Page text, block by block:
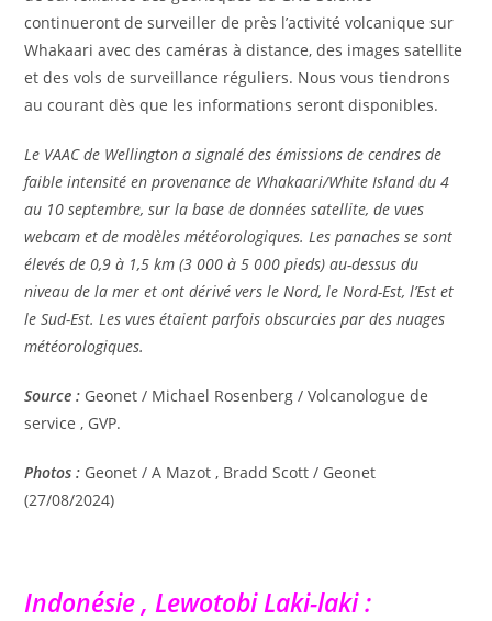
continueront de surveiller de près l’activité volcanique sur
Whakaari avec des caméras à distance, des images satellite
et des vols de surveillance réguliers. Nous vous tiendrons
au courant dès que les informations seront disponibles.
Le VAAC de Wellington a signalé des émissions de cendres de
faible intensité en provenance de Whakaari/White Island du 4
au 10 septembre, sur la base de données satellite, de vues
webcam et de modèles météorologiques. Les panaches se sont
élevés de 0,9 à 1,5 km (3 000 à 5 000 pieds) au-dessus du
niveau de la mer et ont dérivé vers le Nord, le Nord-Est, l’Est et
le Sud-Est. Les vues étaient parfois obscurcies par des nuages ​​
météorologiques.
Source : Geonet / Michael Rosenberg / Volcanologue de
service , GVP.
Photos : Geonet / A Mazot , Bradd Scott / Geonet
(27/08/2024)
Indonésie , Lewotobi Laki-laki :